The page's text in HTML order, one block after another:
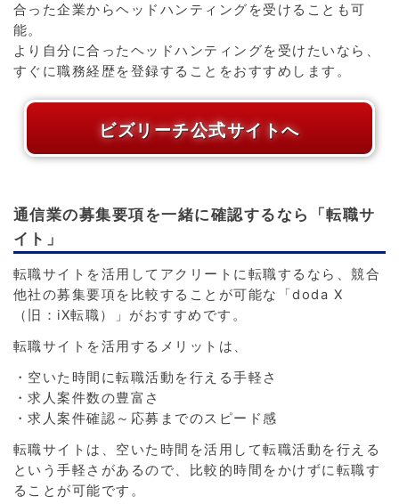
合った企業からヘッドハンティングを受けることも可
能。
より自分に合ったヘッドハンティングを受けたいなら、
すぐに職務経歴を登録することをおすすめします。
ビズリーチ公式サイトへ
通信業の募集要項を一緒に確認するなら「転職サ
イト」
転職サイトを活用してアクリートに転職するなら、競合
他社の募集要項を比較することが可能な「doda X
（旧：iX転職）」がおすすめです。
転職サイトを活用するメリットは、
・空いた時間に転職活動を行える手軽さ
・求人案件数の豊富さ
・求人案件確認～応募までのスピード感
転職サイトは、空いた時間を活用して転職活動を行える
という手軽さがあるので、比較的時間をかけずに転職す
ることが可能です。